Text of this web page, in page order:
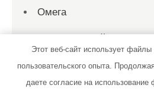
Омега
Официальный дилер
Панорама, сауна
Петровские бани,
Этот веб-сайт использует
пользовательского опыта.
даете согласие на